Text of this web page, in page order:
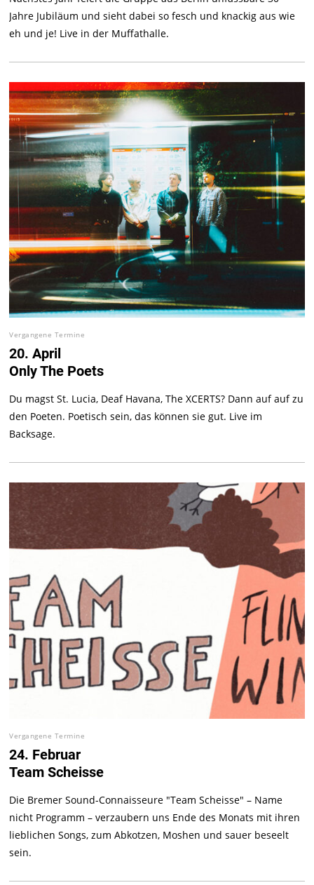
Jahre Jubiläum und sieht dabei so fesch und knackig aus wie
eh und je! Live in der Muffathalle.
Vergangene Termine
20. April
Only The Poets
Du magst St. Lucia, Deaf Havana, The XCERTS? Dann auf auf zu
den Poeten. Poetisch sein, das können sie gut. Live im
Backsage.
Vergangene Termine
24. Februar
Team Scheisse
Die Bremer Sound-Connaisseure "Team Scheisse" – Name
nicht Programm – verzaubern uns Ende des Monats mit ihren
lieblichen Songs, zum Abkotzen, Moshen und sauer beseelt
sein.